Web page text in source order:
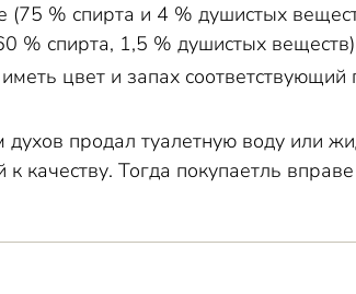
(75 % спирта и 4 % душистых
% спирта, 1,5 % душистых
цвет и запах соответствующий
духов продал туалетную воду или
качеству. Тогда покупаетль